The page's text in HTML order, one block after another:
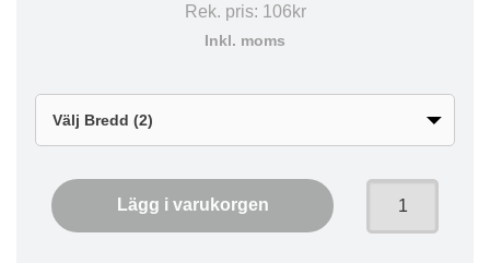
Rek. pris: 106kr
Inkl. moms
Lägg i varukorgen